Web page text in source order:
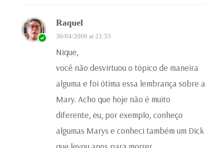
Raquel
30/04/2009 at 21:55
Nique,
você não desvirtuou o tópico de maneira
alguma e foi ótima essa lembrança sobre a
Mary. Acho que hoje não é muito
diferente, eu, por exemplo, conheço
algumas Marys e conheci também um Dick